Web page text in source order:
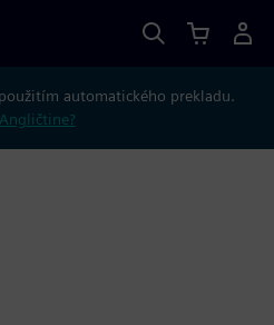
automatického prekladu.